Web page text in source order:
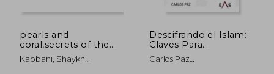
5% 24,94 € 5%
pearls and
coral,secrets of the
sufi way : discourses
of shaykh
Kabbani, Shaykh
Descifrando el Islam:
Claves Para
Comprender e
Interpretar el Islam:
Carlos Paz